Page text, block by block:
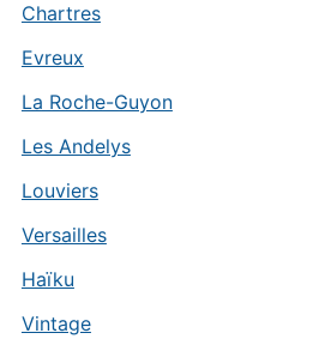
Chartres
Evreux
La Roche-Guyon
Les Andelys
Louviers
Versailles
Haïku
Vintage